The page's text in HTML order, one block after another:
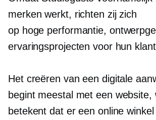
merken werkt, richten zij zich
op hoge performantie,
ervaringsprojecten voor hun
Het creëren van een digitale
begint meestal met een website,
betekent dat er een online